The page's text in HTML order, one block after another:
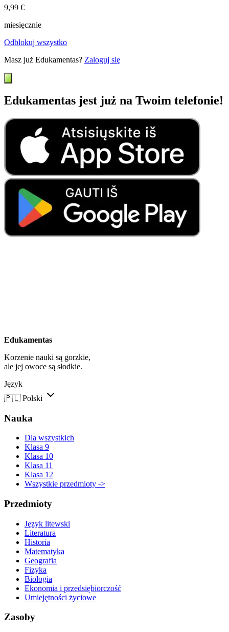
9,99 €
miesięcznie
Odblokuj wszystko
Masz już Edukamentas? Zaloguj się
Edukamentas jest już na Twoim telefonie!
Edukamentas
Korzenie nauki są gorzkie,
ale jej owoce są słodkie.
Język
🇵🇱 Polski
Nauka
Dla wszystkich
Klasa 9
Klasa 10
Klasa 11
Klasa 12
Wszystkie przedmioty ->
Przedmioty
Język litewski
Literatura
Historia
Matematyka
Geografia
Fizyka
Biologia
Ekonomia i przedsiębiorczość
Umiejętności życiowe
Zasoby